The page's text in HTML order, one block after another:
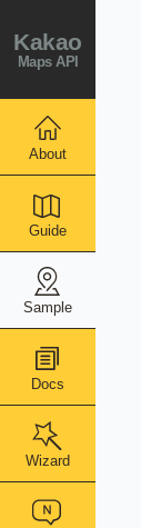
Kakao
Maps API
About
Guide
Sample
Docs
Wizard